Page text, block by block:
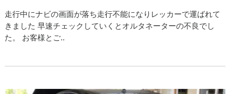
走行中にナビの画面が落ち走行不能になりレッカーで運ばれて
きました 早速チェックしていくとオルタネーターの不良でし
た。 お客様とご..